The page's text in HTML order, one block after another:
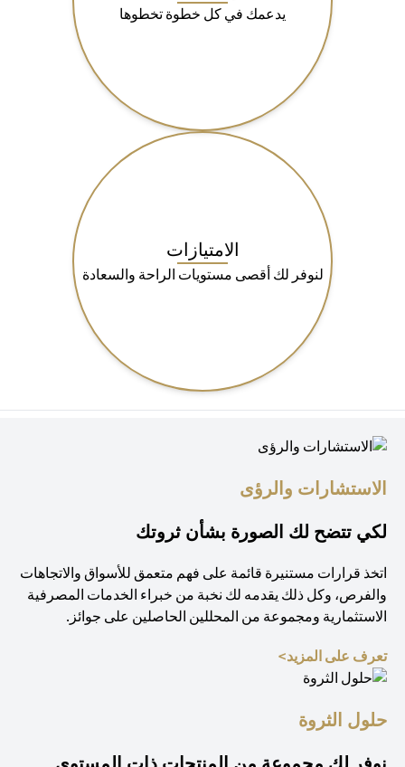
يدعمك في كل خطوة تخطوها
الامتيازات
لنوفر لك أقصى مستويات الراحة والسعادة
الاستشارات والرؤى
لكي تتضح لك الصورة بشأن ثروتك
اتخذ قرارات مستنيرة قائمة على فهم متعمق للأسواق والاتجاهات
والفرص، وكل ذلك يقدمه لك نخبة من خبراء الخدمات المصرفية
الاستثمارية ومجموعة من المحللين الحاصلين على جوائز.
تعرف على المزيد>
حلول الثروة